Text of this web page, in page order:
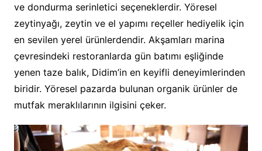
ve dondurma serinletici seçeneklerdir. Yöresel
zeytinyağı, zeytin ve el yapımı reçeller hediyelik için
en sevilen yerel ürünlerdendir. Akşamları marina
çevresindeki restoranlarda gün batımı eşliğinde
yenen taze balık, Didim’in en keyifli deneyimlerinden
biridir. Yöresel pazarda bulunan organik ürünler de
mutfak meraklılarının ilgisini çeker.